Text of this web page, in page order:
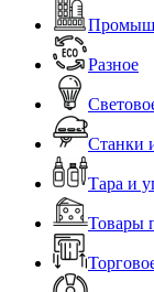
Разное
Станки
Тара и
Товары